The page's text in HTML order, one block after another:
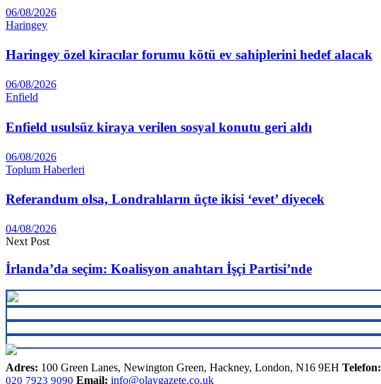
06/08/2026
Haringey
Haringey özel kiracılar forumu kötü ev sahiplerini hedef alacak
06/08/2026
Enfield
Enfield usulsüz kiraya verilen sosyal konutu geri aldı
06/08/2026
Toplum Haberleri
Referandum olsa, Londralıların üçte ikisi ‘evet’ diyecek
04/08/2026
Next Post
İrlanda’da seçim: Koalisyon anahtarı İşçi Partisi’nde
Adres: 100 Green Lanes, Newington Green, Hackney, London, N16 9EH Telefon:
020 7923 9090 Email: info@olaygazete.co.uk